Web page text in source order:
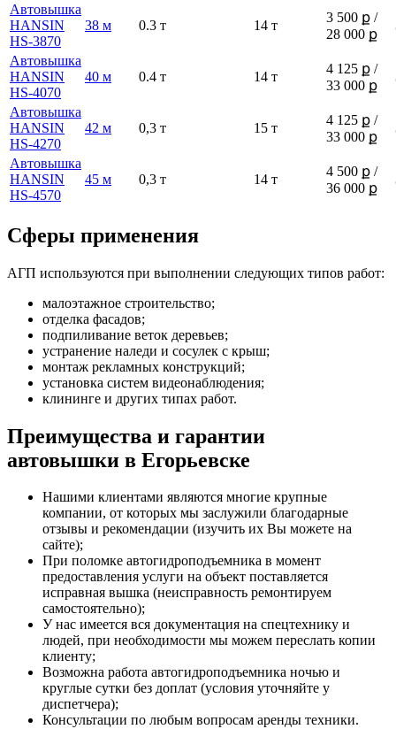
Автовышка
HANSIN
HS-3870
38 м 0.3 т 14 т
3 500 ք /
28 000 ք
Автовышка
HANSIN
HS-4070
40 м 0.4 т 14 т
4 125 ք /
33 000 ք
Автовышка
HANSIN
HS-4270
42 м 0,3 т 15 т
4 125 ք /
33 000 ք
Автовышка
HANSIN
HS-4570
45 м 0,3 т 14 т
4 500 ք /
36 000 ք
Сферы применения
АГП используются при выполнении следующих типов работ:
малоэтажное строительство;
отделка фасадов;
подпиливание веток деревьев;
устранение наледи и сосулек с крыш;
монтаж рекламных конструкций;
установка систем видеонаблюдения;
клининге и других типах работ.
Преимущества и гарантии
автовышки в Егорьевске
Нашими клиентами являются многие крупные
компании, от которых мы заслужили благодарные
отзывы и рекомендации (изучить их Вы можете на
сайте);
При поломке автогидроподъемника в момент
предоставления услуги на объект поставляется
исправная вышка (неисправность ремонтируем
самостоятельно);
У нас имеется вся документация на спецтехнику и
людей, при необходимости мы можем переслать копии
клиенту;
Возможна работа автогидроподъемника ночью и
круглые сутки без доплат (условия уточняйте у
диспетчера);
Консультации по любым вопросам аренды техники.